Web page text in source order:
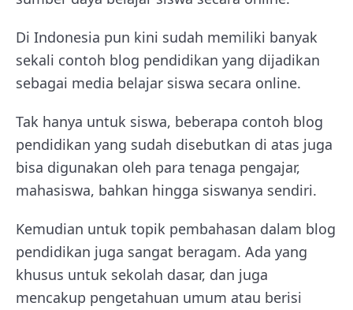
Di Indonesia pun kini sudah memiliki banyak
sekali contoh blog pendidikan yang dijadikan
sebagai media belajar siswa secara online.
Tak hanya untuk siswa, beberapa contoh blog
pendidikan yang sudah disebutkan di atas juga
bisa digunakan oleh para tenaga pengajar,
mahasiswa, bahkan hingga siswanya sendiri.
Kemudian untuk topik pembahasan dalam blog
pendidikan juga sangat beragam. Ada yang
khusus untuk sekolah dasar, dan juga
mencakup pengetahuan umum atau berisi